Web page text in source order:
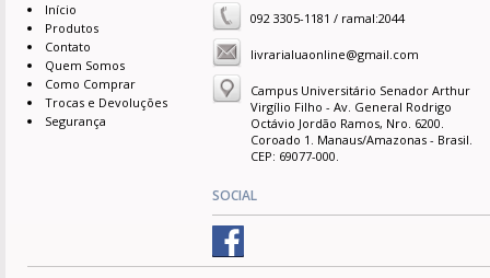
Início
Produtos
Contato
Quem Somos
Como Comprar
Trocas e Devoluções
Segurança
092 3305-1181 / ramal:2044
livrarialuaonline@gmail.com
Campus Universitário Senador Arthur
Virgílio Filho - Av. General Rodrigo
Octávio Jordão Ramos, Nro. 6200.
Coroado 1. Manaus/Amazonas - Brasil.
CEP: 69077-000.
SOCIAL